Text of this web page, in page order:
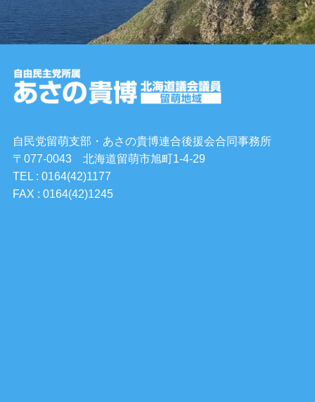
自民党留萌支部・あさの貴博連合後援会合同事務所
〒077-0043 北海道留萌市旭町1-4-29
TEL : 0164(42)1177
FAX : 0164(42)1245